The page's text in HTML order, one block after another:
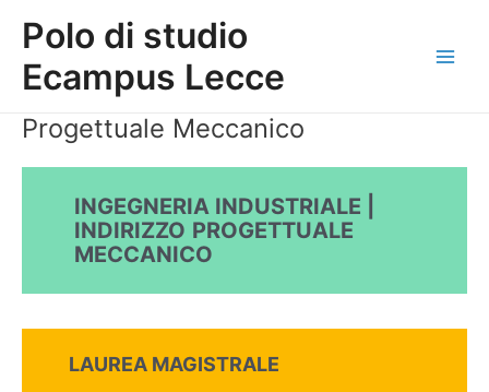
Polo di studio
Ecampus Lecce
Progettuale Meccanico
INGEGNERIA INDUSTRIALE |
INDIRIZZO PROGETTUALE
MECCANICO
LAUREA MAGISTRALE